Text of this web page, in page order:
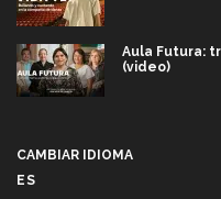
Aula Futura:
(video)
CAMBIAR IDIOMA
ES